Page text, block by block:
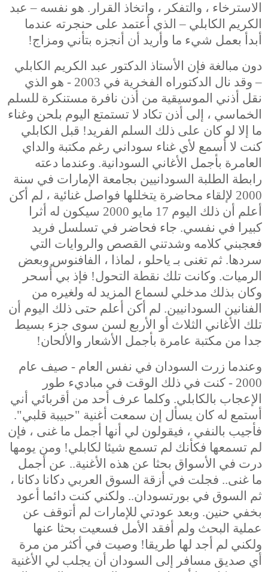
الاسترخاء ، والتفكر ، واتخاذ القرار. هو نفسه – عبد
الكريم الكابلي – الذي أعتمد على حنجرته عندما
أبدأ بعمل شيء ما وأريد أن أنجزه بتأني ومزاج!
دون مبالغة فإن الأستاذ الدكتور عبد الكريم الكابلي
– وقد نال الدكتوراه الفخرية في 2003 - هو الذي
نقل أذني الموسيقية من أذن نافرة مستنكرة للسلم
الخماسي ، إلى أذن تكاد لا تستمتع اليوم بلحن وغناء
ما إلا لو كان على ذلك السلم الفريد! قبل الكابلي
كنت لا أسمع لأي غناء سوداني رغم مكتبة والداي
العامرة بأجمل الأغاني السودانية. وعندما دعته
رابطة الطلبة السودانيين بجامعة الإمارات في سنة
2000 لإلقاء محاضرة يتخللها فواصل غنائية ، لم أكن
أعلم أن ذلك اليوم 17 مايو 2000 سيكون له أثرا
كبيرا في نفسي. جاء فحاضر في تسلسل فريد
فعجبني كلامه وشدتني القصص والروايات التي
سردها. ثم تغنى بـ ياحلو ، لماذا ، الفافنوس وبعض
الرميات. وكانت تلك نقطة التحول! فإذ بي أُسحر
وكان بذلك مدخلي لسماع المزيد له ولغيره من
الفنانين السودانيين. لم أكن أعلم حتى ذلك اليوم أن
تلك الأغاني الثلاث أو الأربع لسن سوى جزء بسيط
جدا من مكتبة عامرة بأجمل الأشعار والألحان!
وعندما زرت السودان في نفس العام - صيف عام
2000 - كنت في ذلك الوقت في مباديء طور
الإعجاب بالكابلي. وكلما عرف أحد من أقربائي أني
أستمع له كان يسأل إن سمعت أغنية "حبيبة قلبي".
فأجيب بالنفي ، فيقولون لي أنها أجمل ما غنى ، فإن
لم تسمعها فكأنك لم تسمع شيئا لكابلي! ومن يومها
درت في الأسواق بحثا عن هذه الأغنية.. عن أجمل
ما غنى.. فجلت في أزقة السوق العربي دكانا دكانا ،
ثم السوق في بورتسودان.. ولكني كنت دائما أعود
بخفي حنين. وبعد عودتي للإمارات لم أتوقف عن
عملية البحث ولم أفقد الأمل فسعيت بحثا عنها
ولكني لم أجد لها طريقا! وصيت في أكثر من مرة
أي صديق مسافر إلى السودان أن يجلب لي الأغنية